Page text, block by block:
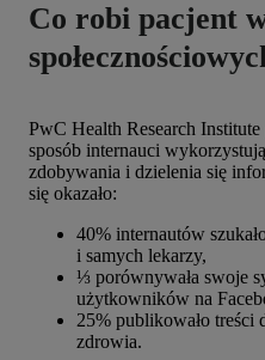
Co robi pacjent
PwC Health Research
sposób internauci
zdobywania i dzielenia się
się okazało:
40% internautów
i samych lekarzy,
⅓ porównywała swoje
użytkowników na
25% publikowało treści
zdrowia.